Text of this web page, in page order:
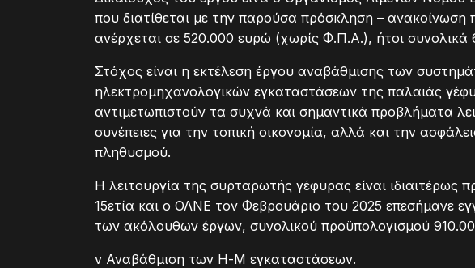
που διατίθεται με την παρούσα πρόσκληση –
ανέρχεται σε 520.000 ευρώ (χωρίς Φ.Π.Α.), ήτοι
Στόχος είναι η εκτέλεση έργου αναβάθμισης των
ηλεκτρομηχανολογικών εγκαταστάσεων της παλαιάς
αντιμετωπιστούν τα συχνά και σημαντικά προβλήματα
συνέπειες για την τοπική οικονομία, αλλά και την
πληθυσμού.
Η λειτουργία της συρταρωτής γέφυρας είναι ιδιαιτέρως
15ετία και ο ΟΛΝΕ τον Φεβρουάριο του 2025 επεσήμανε
των ακόλουθων έργων, συνολικού προϋπολογισμού
v Αναβάθμιση των Η-Μ εγκαταστάσεων.